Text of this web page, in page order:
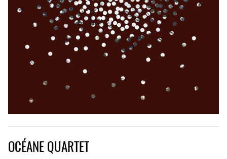
OCÉANE QUARTET